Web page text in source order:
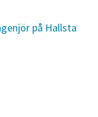
på Hallsta